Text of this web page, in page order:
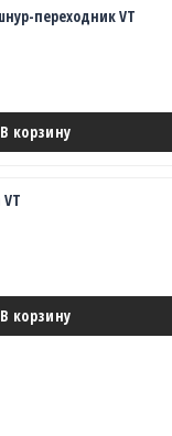
переходник VT
В корзину
В корзину